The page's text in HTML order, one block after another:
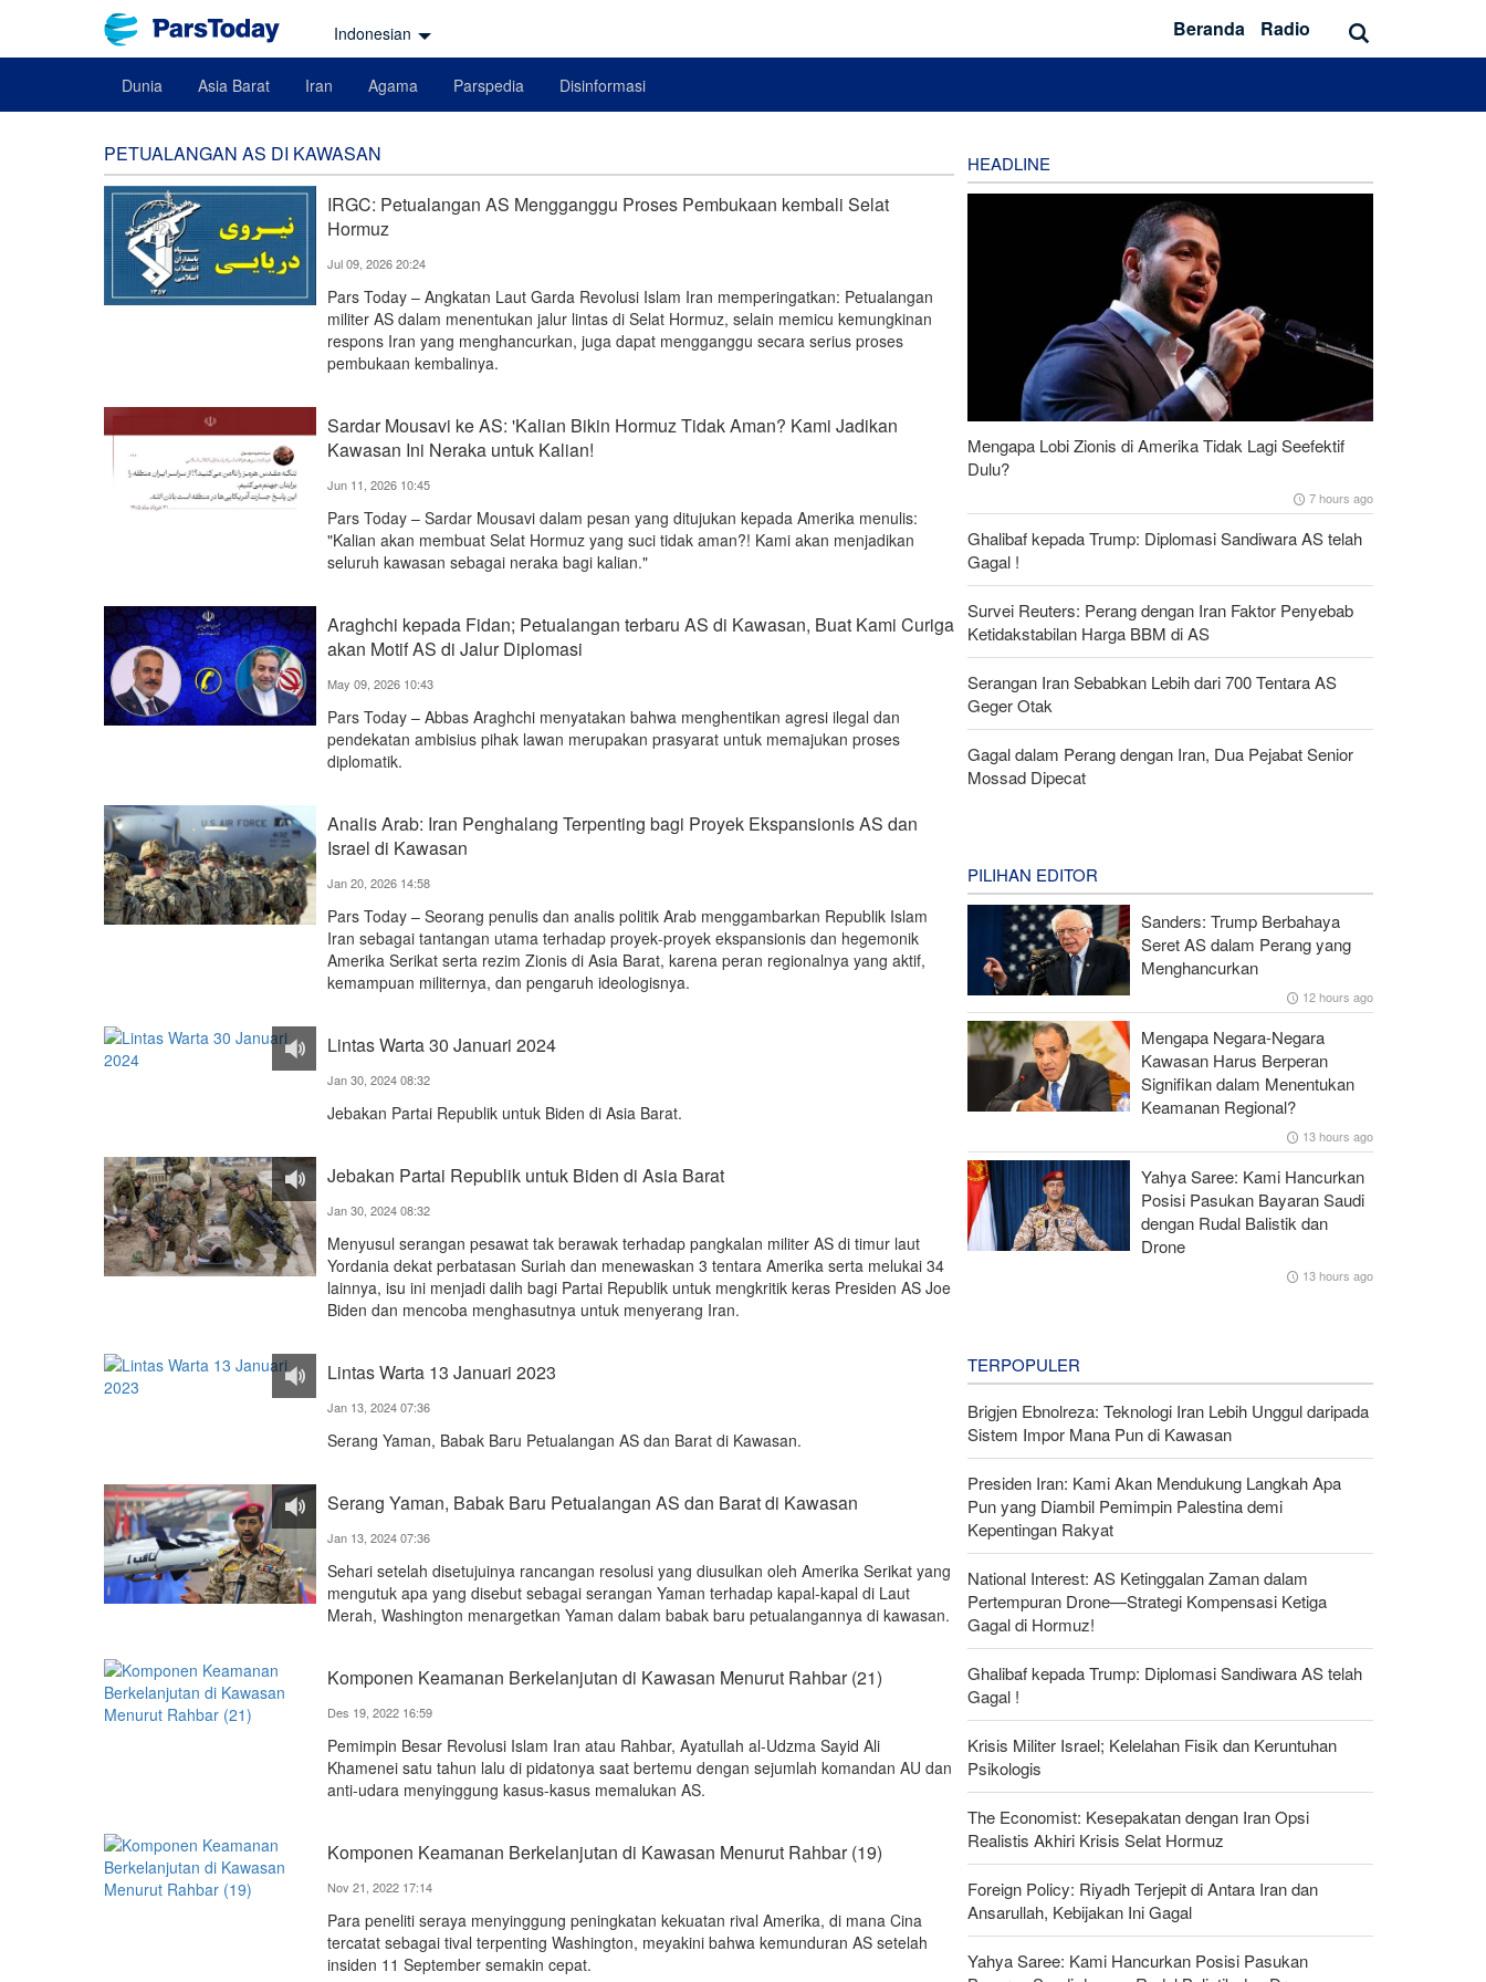
Indonesian Beranda Radio
Dunia Asia Barat Iran Agama Parspedia Disinformasi
PETUALANGAN AS DI KAWASAN
IRGC: Petualangan AS Mengganggu Proses Pembukaan kembali Selat
Hormuz
Jul 09, 2026 20:24
Pars Today – Angkatan Laut Garda Revolusi Islam Iran memperingatkan: Petualangan
militer AS dalam menentukan jalur lintas di Selat Hormuz, selain memicu kemungkinan
respons Iran yang menghancurkan, juga dapat mengganggu secara serius proses
pembukaan kembalinya.
Sardar Mousavi ke AS: 'Kalian Bikin Hormuz Tidak Aman? Kami Jadikan
Kawasan Ini Neraka untuk Kalian!
Jun 11, 2026 10:45
Pars Today – Sardar Mousavi dalam pesan yang ditujukan kepada Amerika menulis:
"Kalian akan membuat Selat Hormuz yang suci tidak aman?! Kami akan menjadikan
seluruh kawasan sebagai neraka bagi kalian."
Araghchi kepada Fidan; Petualangan terbaru AS di Kawasan, Buat Kami Curiga
akan Motif AS di Jalur Diplomasi
May 09, 2026 10:43
Pars Today – Abbas Araghchi menyatakan bahwa menghentikan agresi ilegal dan
pendekatan ambisius pihak lawan merupakan prasyarat untuk memajukan proses
diplomatik.
Analis Arab: Iran Penghalang Terpenting bagi Proyek Ekspansionis AS dan
Israel di Kawasan
Jan 20, 2026 14:58
Pars Today – Seorang penulis dan analis politik Arab menggambarkan Republik Islam
Iran sebagai tantangan utama terhadap proyek‑proyek ekspansionis dan hegemonik
Amerika Serikat serta rezim Zionis di Asia Barat, karena peran regionalnya yang aktif,
kemampuan militernya, dan pengaruh ideologisnya.
Lintas Warta 30 Januari 2024
Jan 30, 2024 08:32
Jebakan Partai Republik untuk Biden di Asia Barat.
Jebakan Partai Republik untuk Biden di Asia Barat
Jan 30, 2024 08:32
Menyusul serangan pesawat tak berawak terhadap pangkalan militer AS di timur laut
Yordania dekat perbatasan Suriah dan menewaskan 3 tentara Amerika serta melukai 34
lainnya, isu ini menjadi dalih bagi Partai Republik untuk mengkritik keras Presiden AS Joe
Biden dan mencoba menghasutnya untuk menyerang Iran.
Lintas Warta 13 Januari 2023
Jan 13, 2024 07:36
Serang Yaman, Babak Baru Petualangan AS dan Barat di Kawasan.
Serang Yaman, Babak Baru Petualangan AS dan Barat di Kawasan
Jan 13, 2024 07:36
Sehari setelah disetujuinya rancangan resolusi yang diusulkan oleh Amerika Serikat yang
mengutuk apa yang disebut sebagai serangan Yaman terhadap kapal-kapal di Laut
Merah, Washington menargetkan Yaman dalam babak baru petualangannya di kawasan.
Komponen Keamanan Berkelanjutan di Kawasan Menurut Rahbar (21)
Des 19, 2022 16:59
Pemimpin Besar Revolusi Islam Iran atau Rahbar, Ayatullah al-Udzma Sayid Ali
Khamenei satu tahun lalu di pidatonya saat bertemu dengan sejumlah komandan AU dan
anti-udara menyinggung kasus-kasus memalukan AS.
Komponen Keamanan Berkelanjutan di Kawasan Menurut Rahbar (19)
Nov 21, 2022 17:14
Para peneliti seraya menyinggung peningkatan kekuatan rival Amerika, di mana Cina
tercatat sebagai tival terpenting Washington, meyakini bahwa kemunduran AS setelah
insiden 11 September semakin cepat.
HEADLINE
Mengapa Lobi Zionis di Amerika Tidak Lagi Seefektif
Dulu?
7 hours ago
Ghalibaf kepada Trump: Diplomasi Sandiwara AS telah
Gagal !
Survei Reuters: Perang dengan Iran Faktor Penyebab
Ketidakstabilan Harga BBM di AS
Serangan Iran Sebabkan Lebih dari 700 Tentara AS
Geger Otak
Gagal dalam Perang dengan Iran, Dua Pejabat Senior
Mossad Dipecat
PILIHAN EDITOR
Sanders: Trump Berbahaya
Seret AS dalam Perang yang
Menghancurkan
12 hours ago
Mengapa Negara-Negara
Kawasan Harus Berperan
Signifikan dalam Menentukan
Keamanan Regional?
13 hours ago
Yahya Saree: Kami Hancurkan
Posisi Pasukan Bayaran Saudi
dengan Rudal Balistik dan
Drone
13 hours ago
TERPOPULER
Brigjen Ebnolreza: Teknologi Iran Lebih Unggul daripada
Sistem Impor Mana Pun di Kawasan
Presiden Iran: Kami Akan Mendukung Langkah Apa
Pun yang Diambil Pemimpin Palestina demi
Kepentingan Rakyat
National Interest: AS Ketinggalan Zaman dalam
Pertempuran Drone—Strategi Kompensasi Ketiga
Gagal di Hormuz!
Ghalibaf kepada Trump: Diplomasi Sandiwara AS telah
Gagal !
Krisis Militer Israel; Kelelahan Fisik dan Keruntuhan
Psikologis
The Economist: Kesepakatan dengan Iran Opsi
Realistis Akhiri Krisis Selat Hormuz
Foreign Policy: Riyadh Terjepit di Antara Iran dan
Ansarullah, Kebijakan Ini Gagal
Yahya Saree: Kami Hancurkan Posisi Pasukan